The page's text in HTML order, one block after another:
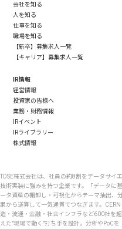
会社を知る
人を知る
仕事を知る
職場を知る
【新卒】募集求人一覧
【キャリア】募集求人一覧
IR情報
経営情報
投資家の皆様へ
業務・財務情報
IRイベント
IRライブラリー
株式情報
TDSE株式会社は、社員の約8割をデータサイ
技術実装に強みを持つ企業です。「データに
ータ資産の棚卸し・可視化からテーマ抽出、
果から逆算して一気通貫でつなぎます。
造・流通・金融・社会インフラなど600社を
えた"現場で動く"打ち手を設計。分析やPoC